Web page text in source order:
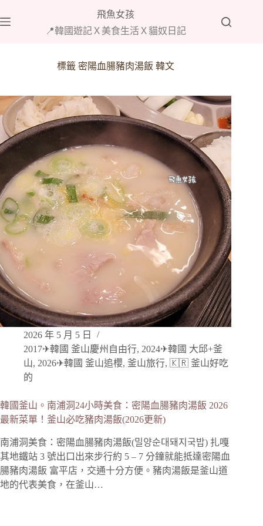
至
飛魚女孩
📍韓國遊記Ｘ美食生活Ｘ貓奴日記
標籤 密陽血腸豬肉湯飯 韓文
2026 年 5 月 5 日
2017✈韓國 釜山慶州自由行, 2024✈韓國 大邱+釜
山, 2026✈韓國 釜山追櫻, 釜山旅行, 🇰🇷 釜山好吃
的
韓國釜山。南浦洞24小時美食：密陽血腸豬肉湯飯 2026
最新菜單！釜山必吃豬肉湯飯(2026更新)
南浦洞美食：密陽血腸豬肉湯飯(밀양순대돼지국밥) 扎嘎
其地鐵站 3 號出口出來步行約 5 – 7 分鐘就能抵達密陽血
腸豬肉湯飯 富平店，交通十分方便。豬肉湯飯是釜山道
地的代表美食，在釜山…